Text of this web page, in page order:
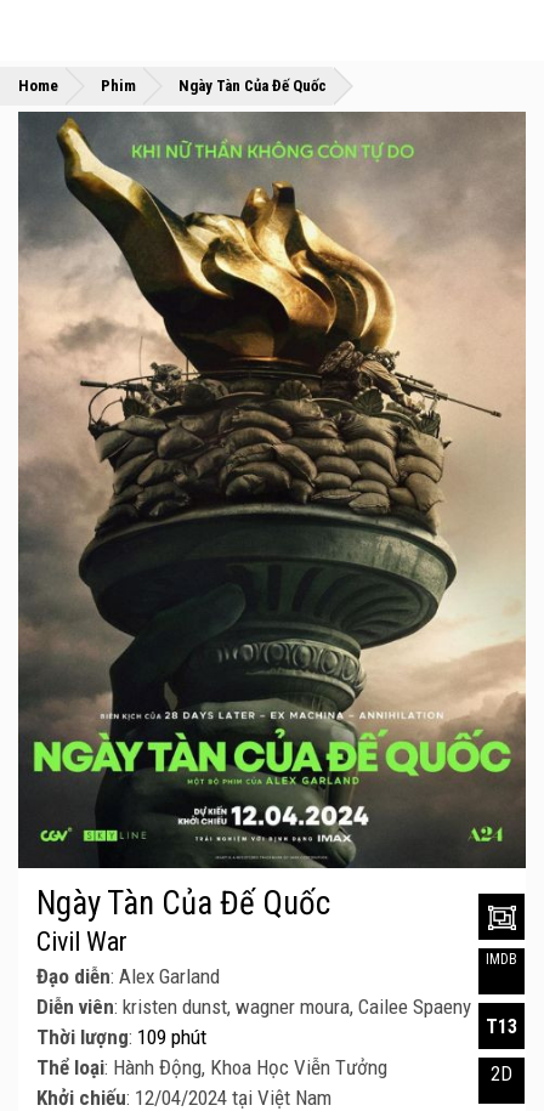
Home »
Phim »
Ngày Tàn Của Đế Quốc
Ngày Tàn Của Đế Quốc
Civil War
Đạo diễn: Alex Garland
Diễn viên: kristen dunst, wagner moura, Cailee Spaeny
Thời lượng: 109 phút
Thể loại: Hành Động, Khoa Học Viễn Tưởng
Khởi chiếu: 12/04/2024 tại Việt Nam
IMDB
T13
2D